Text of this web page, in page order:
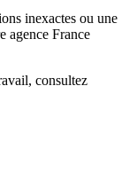
inexactes ou une
agence France
, consultez